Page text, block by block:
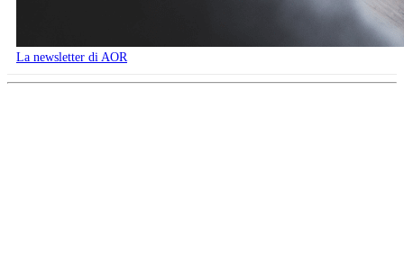
La newsletter di AOR